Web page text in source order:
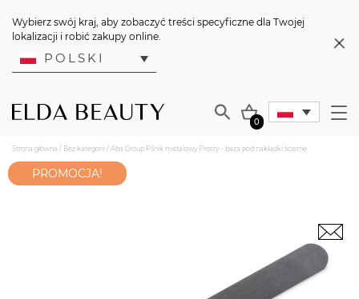
Wybierz swój kraj, aby zobaczyć treści specyficzne dla Twojej
lokalizacji i robić zakupy online.
POLSKI
0
Strona główna / Bez kategorii / Aba Group Pilnik metalowy Prosty – baza pod nakładki ścierne
PROMOCJA!